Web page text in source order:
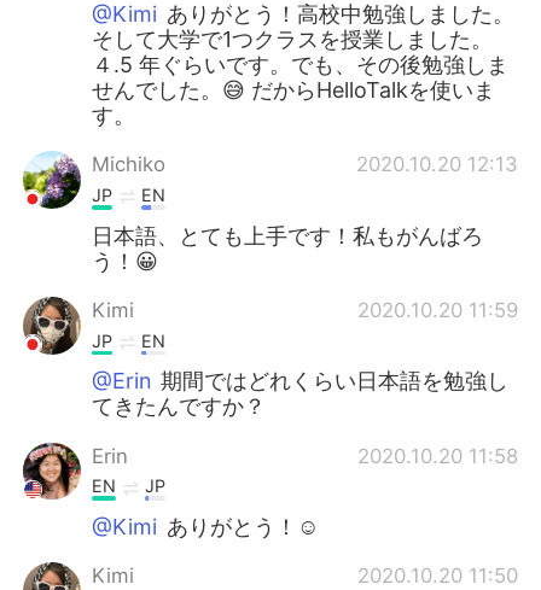
@Kimi ありがとう！高校中勉強しました。
そして大学で1つクラスを授業しました。
４.5 年ぐらいです。でも、その後勉強しま
せんでした。😅 だからHelloTalkを使いま
す。
Michiko 2020.10.20 12:13
JP EN
日本語、とても上手です！私もがんばろ
う！😀
Kimi 2020.10.20 11:59
JP EN
@Erin 期間ではどれくらい日本語を勉強し
てきたんですか？
Erin 2020.10.20 11:58
EN JP
@Kimi ありがとう！☺
Kimi 2020.10.20 11:50